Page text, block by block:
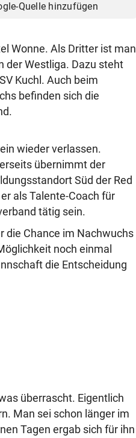
Quelle hinzufügen
Wonne. Als Dritter ist man
der Westliga. Dazu steht
Kuchl. Auch beim
befinden sich die
wieder verlassen.
übernimmt der
Süd der Red
als Talente-Coach für
tätig sein.
die Chance im Nachwuchs
noch einmal
die Entscheidung
überrascht. Eigentlich
Man sei schon länger im
Tagen ergab sich für ihn